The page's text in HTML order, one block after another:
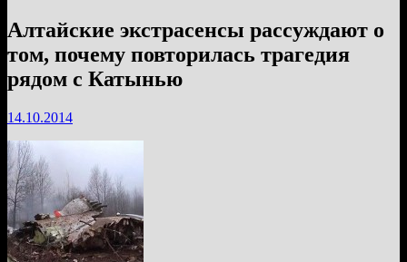
Алтайские экстрасенсы рассуждают о
том, почему повторилась трагедия
рядом с Катынью
14.10.2014